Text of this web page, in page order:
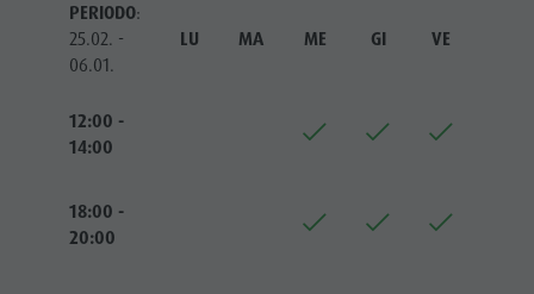
PERIODO:
25.02. -
06.01.
LU MA ME GI VE
12:00 -
14:00
18:00 -
20:00